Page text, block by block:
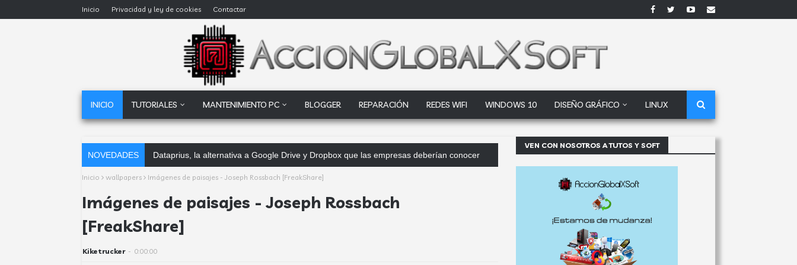
Inicio Privacidad y ley de cookies Contactar
INICIO TUTORIALES MANTENIMIENTO PC BLOGGER REPARACIÓN REDES WIFI WINDOWS 10 DISEÑO GRÁFICO LINUX
NOVEDADES Dataprius, la alternativa a Google Drive y Dropbox que las empresas deberían conocer
Inicio wallpapers Imágenes de paisajes - Joseph Rossbach [FreakShare]
Imágenes de paisajes - Joseph Rossbach
[FreakShare]
Kiketrucker - 0:00:00
VEN CON NOSOTROS A TUTOS Y SOFT